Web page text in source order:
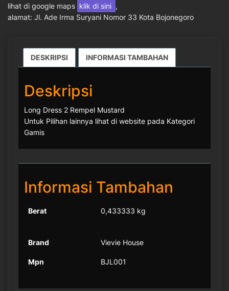
lihat di google maps klik di sini ,
alamat: Jl. Ade Irma Suryani Nomor 33 Kota Bojonegoro
DESKRIPSI INFORMASI TAMBAHAN
Deskripsi
Long Dress 2 Rempel Mustard
Untuk Pilihan lainnya lihat di website pada Kategori
Gamis
Informasi Tambahan
Berat 0,433333 kg
Brand Vievie House
Mpn BJL001